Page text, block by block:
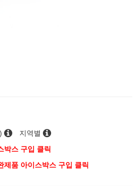
지역별
박스 구입 클릭
제품 아이스박스 구입 클릭